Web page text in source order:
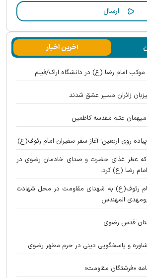
آخرین اخبار
امام رضا (ع) در دانشگاه اراک/فیلم
زائران مسیر عشق شدند
عتبه مقدسه کاظمین
روی اربعین؛ آغاز سفر سفیران امام رئوف(ع)
که عطر غذای حضرت و صدای خادمان رضوی در
رضا (ع) کرد.
رئوف(ع) به شهدای مقاومت در محل شهادت
المهندس
قدس رضوی
«فرشتگان مقاومت»